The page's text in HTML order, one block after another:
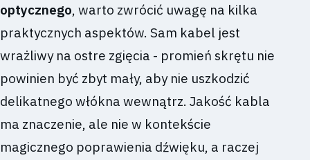
optycznego, warto zwrócić uwagę na kilka
praktycznych aspektów. Sam kabel jest
wrażliwy na ostre zgięcia - promień skrętu nie
powinien być zbyt mały, aby nie uszkodzić
delikatnego włókna wewnątrz. Jakość kabla
ma znaczenie, ale nie w kontekście
magicznego poprawienia dźwięku, a raczej